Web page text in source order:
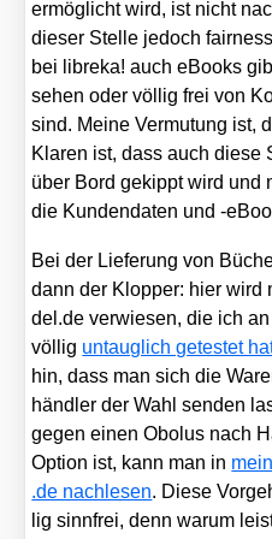
ermög­licht wird, ist nicht
die­ser Stel­le jedoch
bei libre­ka! auch eBooks
se­hen oder völ­lig frei von
sind. Mei­ne Ver­mu­tung ist,
Kla­ren ist, dass auch die­se
über Bord gekippt wird und
die Kun­den­da­ten und
Bei der Lie­fe­rung von
dann der Klop­per: hier wird
del​.de ver­wie­sen, die ich
völ­lig untaug­lich getes­tet
hin, dass man sich die
händ­ler der Wahl sen­den
gegen einen Obo­lus nach
Opti­on ist, kann man in
.de nach­le­sen. Die­se
lig sinn­frei, denn war­um